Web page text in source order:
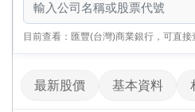
目前查看：匯豐(台灣)商業銀行，可直
最新股價 基本資料